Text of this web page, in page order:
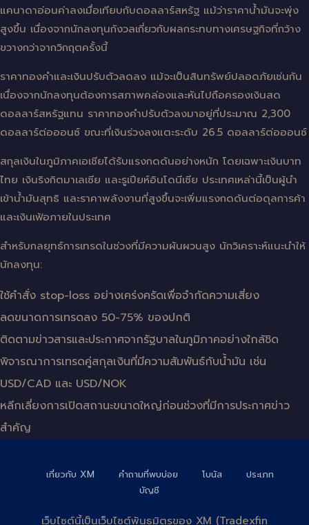
แคนาดาอ่อนค่าลงเมื่อเทียบกับดอลลาร์สหรัฐ แม้ว่าราคาน้ำมันจะพุ่ง
สูงขึ้น เนื่องจากนักลงทุนกังวลเกี่ยวกับผลกระทบทางเศรษฐกิจที่กว้าง
ขวางกว่าจากวิกฤตครั้งนี้
ราคาทองคำและเงินปรับตัวลดลง แม้จะเป็นสินทรัพย์ปลอดภัยเช่นกัน
เนื่องจากนักลงทุนต้องการสภาพคล่องและหันไปถือครองเงินสด
ดอลลาร์สหรัฐแทน ราคาทองคำปรับตัวลงมาอยู่ที่ประมาณ 2,300
ดอลลาร์ต่อออนซ์ ขณะที่เงินร่วงลงแตะระดับ 26.5 ดอลลาร์ต่อออนซ์
สกุลเงินในภูมิภาคเอเชียได้รับแรงกดดันอย่างหนัก โดยเฉพาะเงินบาท
ไทย เงินริงกิตมาเลเซีย และรูเปียห์อินโดนีเซีย ประเทศเหล่านี้เป็นผู้นำ
เข้าน้ำมันสุทธิ และราคาพลังงานที่สูงขึ้นจะเพิ่มแรงกดดันต่อดุลการค้า
และเงินเฟ้อภายในประเทศ
สำหรับกลยุทธ์การเทรดในช่วงที่มีความผันผวนสูง นักวิเคราะห์แนะนำให้
นักลงทุน:
ใช้คำสั่ง stop-loss อย่างเคร่งครัดเพื่อจำกัดความเสี่ยง
ลดขนาดการเทรดลง 50-75% ของปกติ
ติดตามข่าวสารและประกาศจากรัฐบาลในภูมิภาคอย่างใกล้ชิด
พิจารณาการเทรดคู่สกุลเงินที่มีความสัมพันธ์กับน้ำมัน เช่น
USD/CAD และ USD/NOK
หลีกเลี่ยงการเปิดสถานะขนาดใหญ่ก่อนช่วงที่มีการประกาศข่าว
สำคัญ
เกี่ยวกับ XM คำถามที่พบบ่อย โบนัส
ประเภท
บัญชี
เว็บไซต์นี้เป็นเว็บไซต์พันธมิตรของ XM (Tradexfin